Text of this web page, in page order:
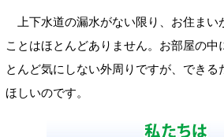
上下水道の漏水がない限り、お住まい
ことはほとんどありません。お部屋の中
とんど気にしない外周りですが、できる
ほしいのです。